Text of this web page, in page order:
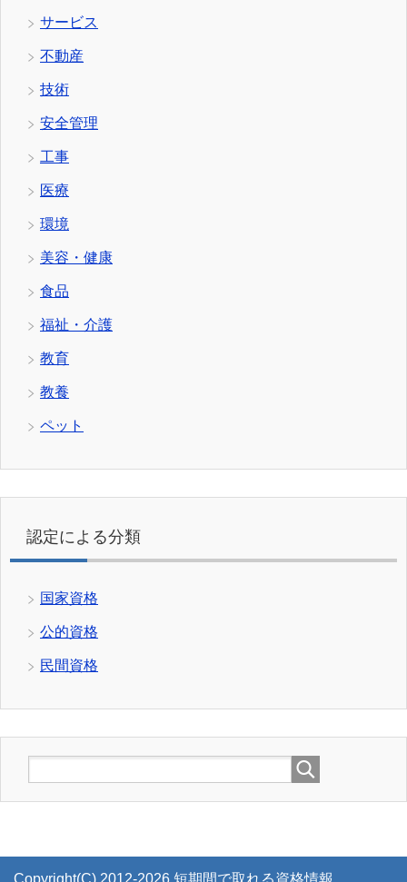
サービス
不動産
技術
安全管理
工事
医療
環境
美容・健康
食品
福祉・介護
教育
教養
ペット
認定による分類
国家資格
公的資格
民間資格